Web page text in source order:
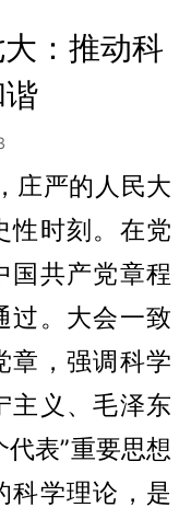
：推动科
庄严的人民大
性时刻。在党
国共产党章程
过。大会一致
章，强调科学
主义、毛泽东
表”重要思想
科学理论，是